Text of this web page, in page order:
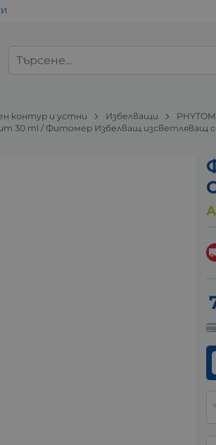
контур и устни Избелващи
30 ml / Фитомер Избелващ изсветляващ